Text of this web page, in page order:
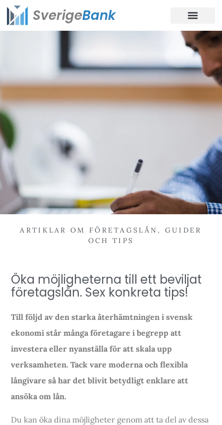
SverigeBank
ARTIKLAR OM FÖRETAGSLÅN , GUIDER
OCH TIPS
Öka möjligheterna till ett beviljat
företagslån. Sex konkreta tips!
Till följd av den starka återhämtningen i svensk
ekonomi står många företagare i begrepp att
investera eller nyanställa för att skala upp
verksamheten. Tack vare moderna och flexibla
långivare så har det blivit betydligt enklare att
ansöka om lån.
Du kan öka dina möjligheter genom att ta del av dessa